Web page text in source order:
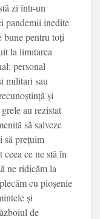
zi într-un
pandemii inedite
bune pentru toți
la limitarea
personal
militari sau
și
au rezistat
să salveze
să prețuim
ce ne stă în
ne ridicăm la
cu pioșenie
și
de